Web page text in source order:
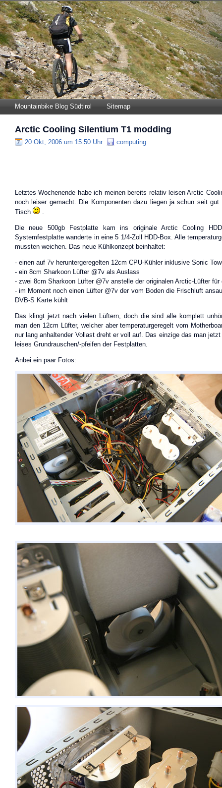
Mountainbike Blog Südtirol Sitemap
Arctic Cooling Silentium T1 modding
20 Okt, 2006 um 15:50 Uhr computing
Letztes Wochenende habe ich meinen bereits relativ leisen Arctic
noch leiser gemacht. Die Komponenten dazu liegen ja schun seit gut
Tisch
.
Die neue 500gb Festplatte kam ins originale Arctic Cooling
Systemfestplatte wanderte in eine 5 1/4-Zoll HDD-Box. Alle
mussten weichen. Das neue Kühlkonzept beinhaltet:
- einen auf 7v heruntergeregelten 12cm CPU-Kühler inklusive Sonic
- ein 8cm Sharkoon Lüfter @7v als Auslass
- zwei 8cm Sharkoon Lüfter @7v anstelle der originalen Arctic-Lüfter für
- im Moment noch einen Lüfter @7v der vom Boden die Frischluft
DVB-S Karte kühlt
Das klingt jetzt nach vielen Lüftern, doch die sind alle komplett
man den 12cm Lüfter, welcher aber temperaturgeregelt vom
nur lang anhaltender Vollast dreht er voll auf. Das einzige das man
leises Grundrauschen/-pfeifen der Festplatten.
Anbei ein paar Fotos: